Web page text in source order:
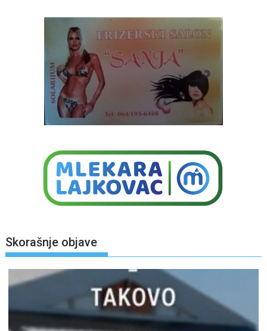
Skorašnje objave